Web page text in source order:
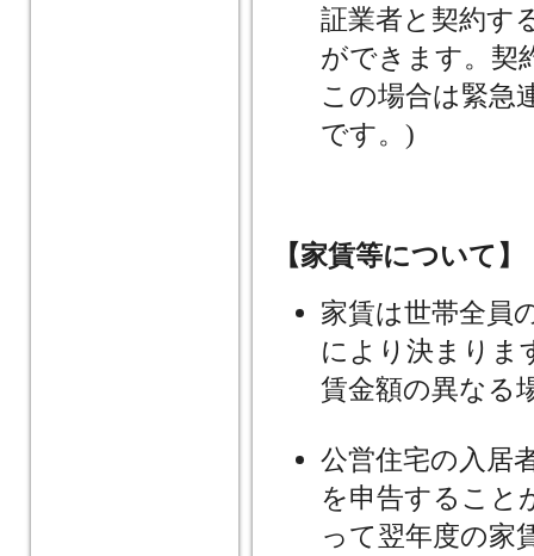
証業者と契約す
ができます。契
この場合は緊急
です。)
【家賃等について】
家賃は世帯全員
により決まりま
賃金額の異なる
公営住宅の入居
を申告すること
って翌年度の家